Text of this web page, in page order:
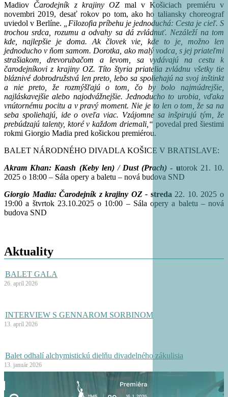
Madiov Čarodejník z krajiny OZ mal v Košiciach premiéru v
novembri 2019, desať rokov po tom, ako ho taliansky choreograf
uviedol v Berlíne.
„Filozofia príbehu je jednoduchá: Cesta je cieľ. S
trochou srdca, rozumu a odvahy sa dá zvládnuť. Nezáleží na tom
kde, najlepšie je doma. Ak človek vie, kde to je, možno len
jednoducho v ňom samom. Dorotka, ako malý vodca, s jej priateľmi
strašiakom, drevorubačom a levom, sa vydávajú na cestu k
čarodejníkovi z krajiny OZ. Títo štyria priatelia zvládnu všetky tie
bláznivé dobrodružstvá len preto, lebo sa spoliehajú na svoj inštinkt
a nie preto, že rozmýšľajú o tom, čo by bolo najmúdrejšie,
najláskavejšie alebo najodvážnejšie. Jednoducho to urobia, vďaka
vnútornému pocitu a v pravý moment. Nie je to len o tom, že sa na
seba spoliehajú, ide o oveľa viac. Vzájomne sa inšpirujú tým, že
prebúdzajú talenty, ktoré v každom driemali,“ povedal pred šiestimi
rokmi Giorgio Madia pred košickou premiérou.
BALET NÁRODNÉHO DIVADLA KOŠICE V BRATISLAVE:
Akram Khan: Kaash (Keby len)/ Dust (Prach) - utorok 21. 10.
2025 o 18:00 – Sála opery a baletu – nová budova SND
Giorgio Madia: Čarodejník z krajiny OZ - streda 22. 10. 2025 o
19:00 a štvrtok 23.10.2025 o 10:00 – Sála opery a baletu – nová
budova SND
Aktuality
BALET GALA
26. apríl 2026
INTERVIEW S GENNAROM SORBINOM
13. apríl 2026
Balet odhalí alchymistickú dielňu divadelného zákulisia
13. január 2026